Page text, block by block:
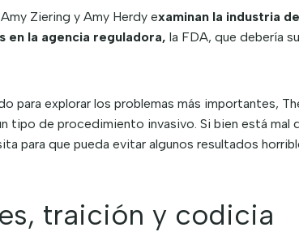
Ziering y Amy Herdy examinan la industria
en la agencia reguladora, la FDA, que debería
para explorar los problemas más importantes,
tipo de procedimiento invasivo. Si bien está mal
para que pueda evitar algunos resultados
traición y codicia